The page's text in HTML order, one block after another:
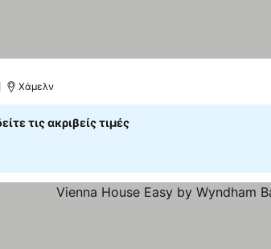
Χάμελν
τις ακριβείς τιμές